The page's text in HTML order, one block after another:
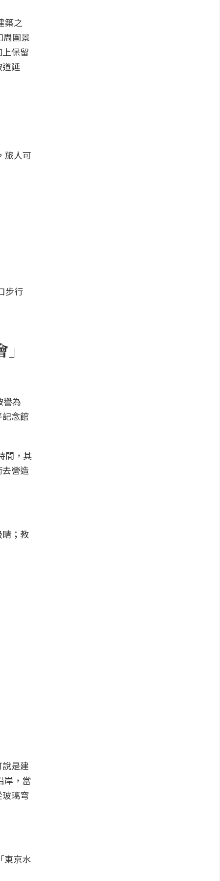
築之
周圍景
保留
延
旅人可
步行
譽為
念館
間，其
營造
；教
是建
岸，當
璃穹
東京水